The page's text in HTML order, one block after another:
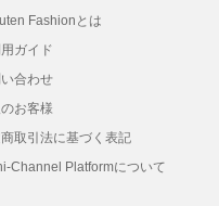
Fashionとは
ガイド
合わせ
お客様
取引法に基づく表記
Channel Platformについて